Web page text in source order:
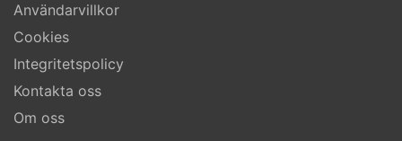
Användarvillkor
Cookies
Integritetspolicy
Kontakta oss
Om oss